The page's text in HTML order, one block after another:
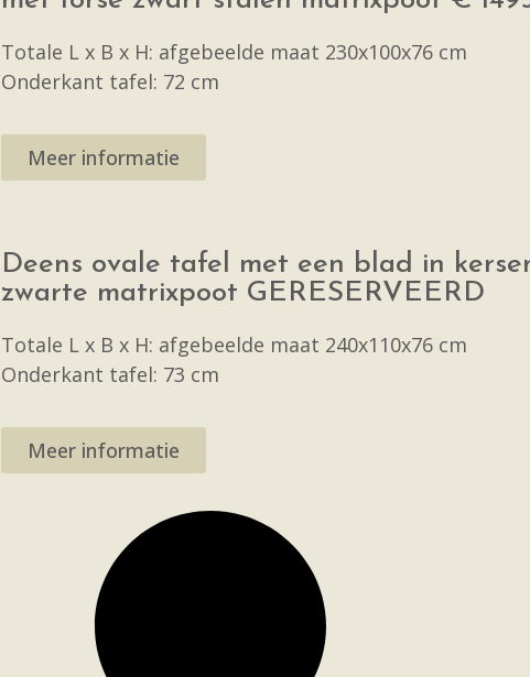
Totale L x B x H: afgebeelde maat 230x100x76 cm
Onderkant tafel: 72 cm
Meer informatie
Deens ovale tafel met een blad in
zwarte matrixpoot GERESERVEERD
Totale L x B x H: afgebeelde maat 240x110x76 cm
Onderkant tafel: 73 cm
Meer informatie